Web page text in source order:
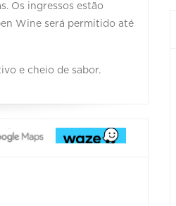
Os ingressos estão
Wine será permitido até
e cheio de sabor.